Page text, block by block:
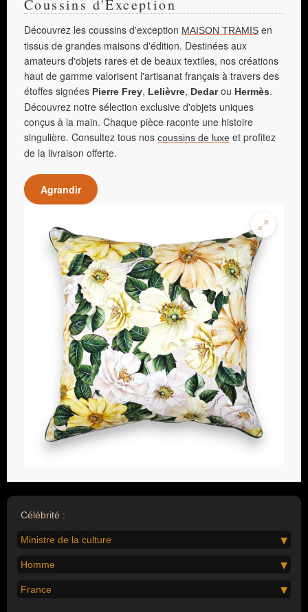
Coussins d'Exception
Découvrez les coussins d'exception MAISON TRAMIS en
tissus de grandes maisons d'édition. Destinées aux
amateurs d'objets rares et de beaux textiles, nos créations
haut de gamme valorisent l'artisanat français à travers des
étoffes signées Pierre Frey, Lelièvre, Dedarou Hermès.
Découvrez notre sélection exclusive d'objets uniques
conçus à la main. Chaque pièce raconte une histoire
singulière. Consultez tous nos coussins de luxe et profitez
de la livraison offerte.
Agrandir
Célébrité :
Ministre de la culture
Homme
France